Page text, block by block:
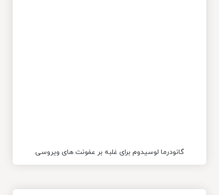
گانودرما لوسیدوم برای غلبه بر عفونت های ویروسی